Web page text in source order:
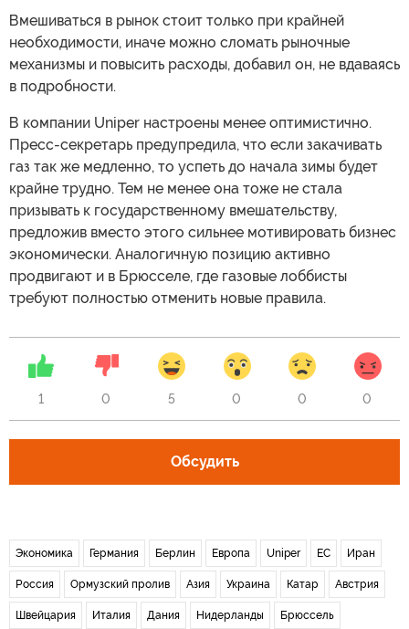
Вмешиваться в рынок стоит только при крайней
необходимости, иначе можно сломать рыночные
механизмы и повысить расходы, добавил он, не вдаваясь
в подробности.
В компании Uniper настроены менее оптимистично.
Пресс-секретарь предупредила, что если закачивать
газ так же медленно, то успеть до начала зимы будет
крайне трудно. Тем не менее она тоже не стала
призывать к государственному вмешательству,
предложив вместо этого сильнее мотивировать бизнес
экономически. Аналогичную позицию активно
продвигают и в Брюсселе, где газовые лоббисты
требуют полностью отменить новые правила.
1 0 5 0 0 0
Обсудить
Экономика Германия Берлин Европа Uniper ЕС Иран
Россия Ормузский пролив Азия Украина Катар Австрия
Швейцария Италия Дания Нидерланды Брюссель